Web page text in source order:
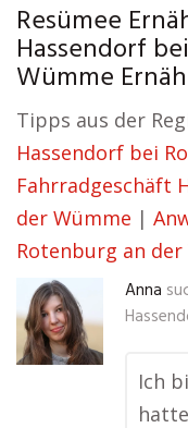
Resümee
Hassendorf
Wümme
Tipps aus der
Hassendorf bei
Fahrradgeschäft
der Wümme |
Rotenburg an der
Anna
Ich